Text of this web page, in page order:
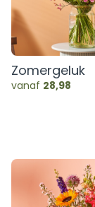
Zomergeluk
vanaf 28,98